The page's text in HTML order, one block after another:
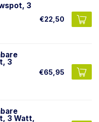
3
€22,50
3
€65,95
3 Watt,